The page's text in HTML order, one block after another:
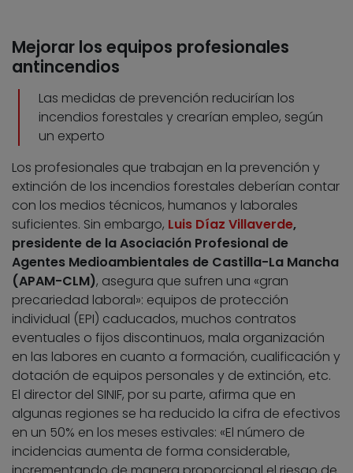
Mejorar los equipos profesionales
antincendios
Las medidas de prevención reducirían los
incendios forestales y crearían empleo, según
un experto
Los profesionales que trabajan en la prevención y
extinción de los incendios forestales deberían contar
con los medios técnicos, humanos y laborales
suficientes. Sin embargo, Luis Díaz Villaverde,
presidente de la Asociación Profesional de
Agentes Medioambientales de Castilla-La Mancha
(APAM-CLM), asegura que sufren una «gran
precariedad laboral»: equipos de protección
individual (EPI) caducados, muchos contratos
eventuales o fijos discontinuos, mala organización
en las labores en cuanto a formación, cualificación y
dotación de equipos personales y de extinción, etc.
El director del SINIF, por su parte, afirma que en
algunas regiones se ha reducido la cifra de efectivos
en un 50% en los meses estivales: «El número de
incidencias aumenta de forma considerable,